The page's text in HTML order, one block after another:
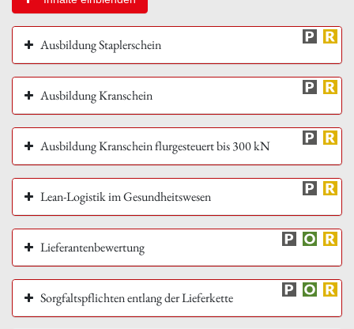
Ausbildung Staplerschein
Ausbildung Kranschein
Ausbildung Kranschein flurgesteuert bis 300 kN
Lean-Logistik im Gesundheitswesen
Lieferantenbewertung
Sorgfaltspflichten entlang der Lieferkette